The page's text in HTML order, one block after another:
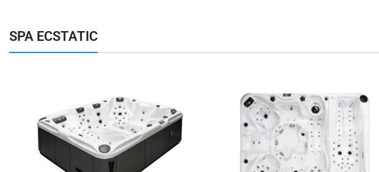
SPA ECSTATIC